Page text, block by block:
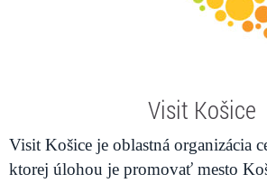
Visit Košice
Visit Košice je oblastná organizácia
ktorej úlohou je promovať mesto